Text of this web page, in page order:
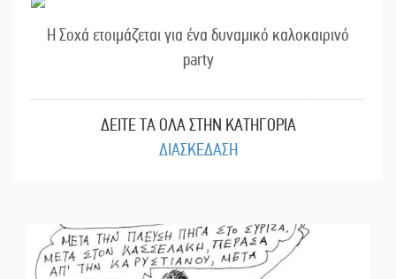
Η Σοχά ετοιμάζεται για ένα δυναμικό καλοκαιρινό
party
ΔΕΙΤΕ ΤΑ ΟΛΑ ΣΤΗΝ ΚΑΤΗΓΟΡΙΑ
ΔΙΑΣΚΕΔΑΣΗ